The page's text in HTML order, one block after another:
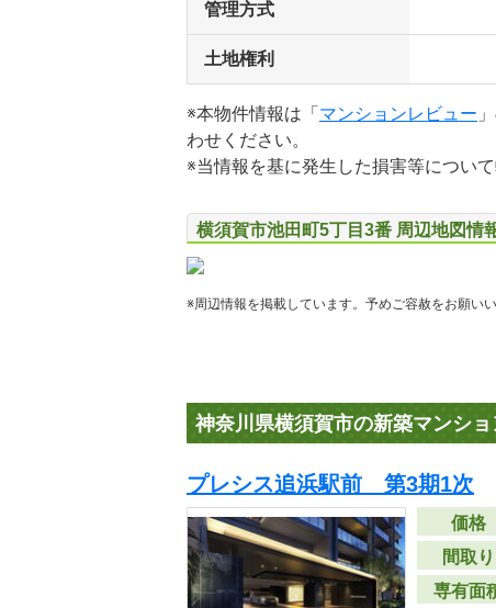
管理方式
土地権利
※本物件情報は「 マンションレビュー
わせください。
※当情報を基に発生した損害等につい
横須賀市池田町5丁目3番 周辺地図情
※周辺情報を掲載しています。予めご容赦をお願いい
神奈川県横須賀市の新築マンショ
プレシス追浜駅前 第3期1次
価格
間取り
専有面